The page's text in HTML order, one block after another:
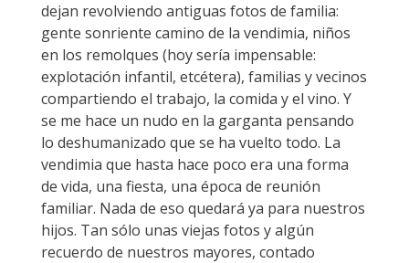
dejan revolviendo antiguas fotos de familia:
gente sonriente camino de la vendimia, niños
en los remolques (hoy sería impensable:
explotación infantil, etcétera), familias y vecinos
compartiendo el trabajo, la comida y el vino. Y
se me hace un nudo en la garganta pensando
lo deshumanizado que se ha vuelto todo. La
vendimia que hasta hace poco era una forma
de vida, una fiesta, una época de reunión
familiar. Nada de eso quedará ya para nuestros
hijos. Tan sólo unas viejas fotos y algún
recuerdo de nuestros mayores, contado